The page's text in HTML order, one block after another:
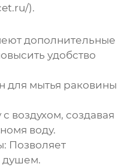
).
дополнительные
удобство
для мытья раковины
воздухом, создавая
воду.
Позволяет
душем.